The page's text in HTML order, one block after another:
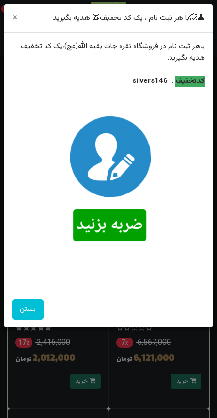
0
فقط محصولات موجود
محبوب‌ترین گران‌ترین ارزان‌ترین
6,567,000 7٪
6,121,000تومان
انگشتر نقره بچگانه فیروزه
1 نفر
2,416,000 17٪
2,012,000تومان
👤💥با هر ثبت نام ، یک کد تخفیف🎁 هدیه بگیرید ×
باهر ثبت نام در فروشگاه نقره جات بقیه الله(عج)،یک کد تخفیف
هدیه بگیرید.
کدتخفیف :
silvers146
بستن